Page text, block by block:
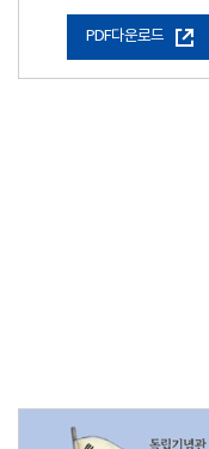
PDF다운로드